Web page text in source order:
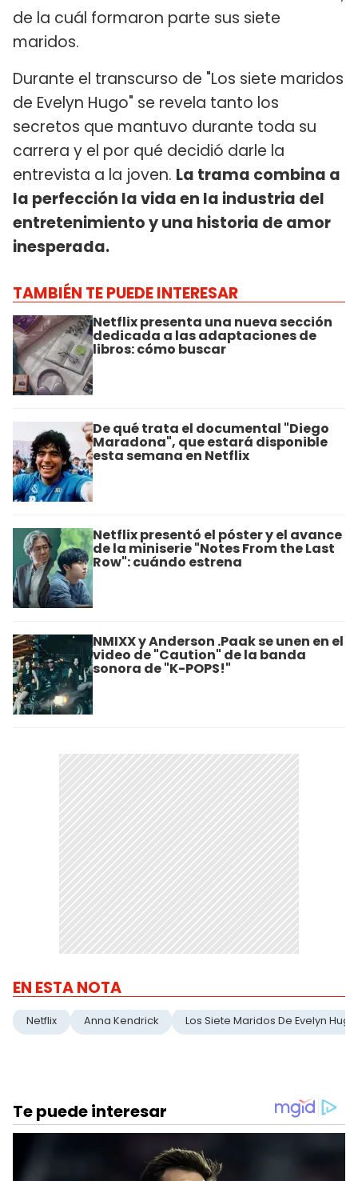
de la cuál formaron parte sus siete
maridos.
Durante el transcurso de "Los siete maridos
de Evelyn Hugo" se revela tanto los
secretos que mantuvo durante toda su
carrera y el por qué decidió darle la
entrevista a la joven. La trama combina a
la perfección la vida en la industria del
entretenimiento y una historia de amor
inesperada.
TAMBIÉN TE PUEDE INTERESAR
Netflix presenta una nueva sección
dedicada a las adaptaciones de
libros: cómo buscar
De qué trata el documental "Diego
Maradona", que estará disponible
esta semana en Netflix
Netflix presentó el póster y el avance
de la miniserie "Notes From the Last
Row": cuándo estrena
NMIXX y Anderson .Paak se unen en el
video de "Caution" de la banda
sonora de "K-POPS!"
EN ESTA NOTA
Netflix Anna Kendrick Los Siete Maridos De Evelyn Hugo